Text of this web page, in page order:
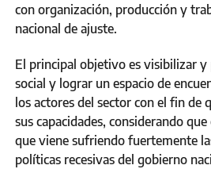
con organización, producción y
nacional de ajuste.
El principal objetivo es visibilizar y
social y lograr un espacio de
los actores del sector con el fin de
sus capacidades, considerando
que viene sufriendo fuertemente
políticas recesivas del gobierno